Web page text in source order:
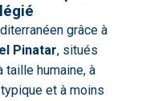
grâce à
Pinatar, situés
humaine, à
et à moins